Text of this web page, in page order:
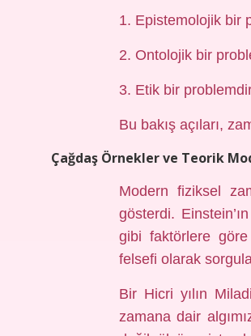
1. Epistemolojik bir
2. Ontolojik bir
3. Etik bir
Bu bakış açıları,
Çağdaş Örnekler ve Teorik
Modern fiziksel
gösterdi.
gibi faktörlere
felsefi olarak
Bir Hicri yılın
zamana dair